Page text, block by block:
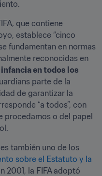
que contiene
establece “cinco
fundamentan en normas
reconocidas en
en todos los
parte de la
de garantizar la
“a todos”, con
procedamos o del papel
también uno de los
sobre el Estatuto y la
2001, la FIFA adoptó